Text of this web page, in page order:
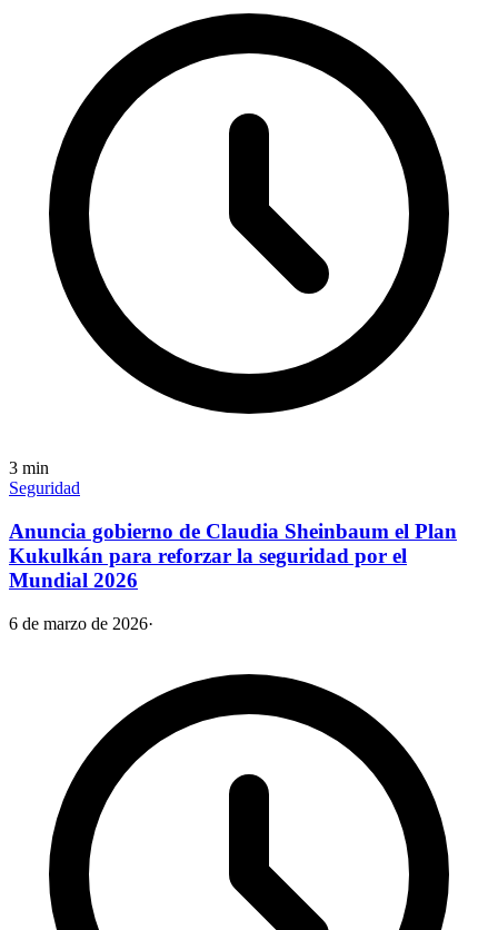
3 min
Seguridad
Anuncia gobierno de Claudia Sheinbaum el Plan
Kukulkán para reforzar la seguridad por el
Mundial 2026
6 de marzo de 2026·